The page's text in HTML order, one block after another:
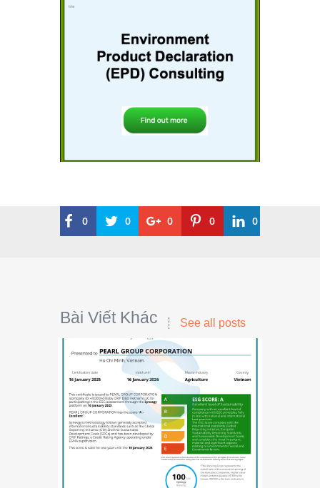
0 0 0 0 0
Bài Viết Khác See all posts